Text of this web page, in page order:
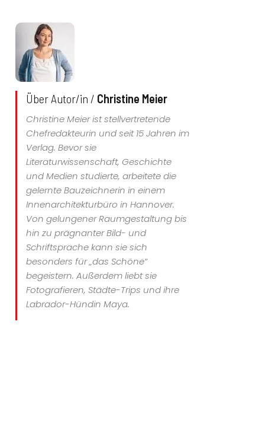
Über Autor/in / Christine Meier
Christine Meier ist stellvertretende
Chefredakteurin und seit 15 Jahren im
Verlag. Bevor sie
Literaturwissenschaft, Geschichte
und Medien studierte, arbeitete die
gelernte Bauzeichnerin in einem
Innenarchitekturbüro in Hannover.
Von gelungener Raumgestaltung bis
hin zu prägnanter Bild- und
Schriftsprache kann sie sich
besonders für „das Schöne“
begeistern. Außerdem liebt sie
Fotografieren, Städte-Trips und ihre
Labrador-Hündin Maya.